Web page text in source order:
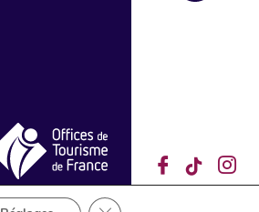
Fermer la bannière des